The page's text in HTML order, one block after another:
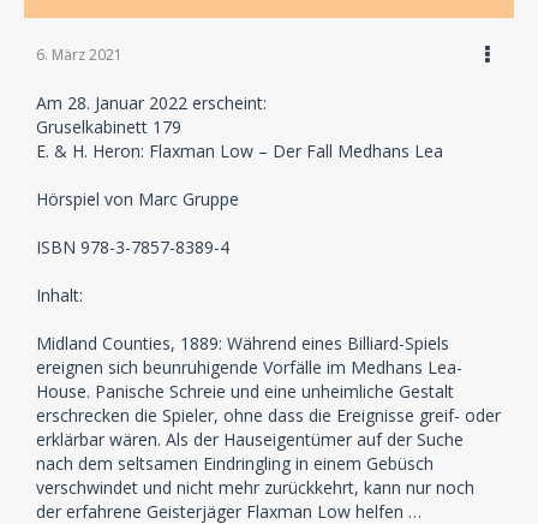
6. März 2021
Am 28. Januar 2022 erscheint:
Gruselkabinett 179
E. & H. Heron: Flaxman Low – Der Fall Medhans Lea
Hörspiel von Marc Gruppe
ISBN 978-3-7857-8389-4
Inhalt:
Midland Counties, 1889: Während eines Billiard-Spiels
ereignen sich beunruhigende Vorfälle im Medhans Lea-
House. Panische Schreie und eine unheimliche Gestalt
erschrecken die Spieler, ohne dass die Ereignisse greif- oder
erklärbar wären. Als der Hauseigentümer auf der Suche
nach dem seltsamen Eindringling in einem Gebüsch
verschwindet und nicht mehr zurückkehrt, kann nur noch
der erfahrene Geisterjäger Flaxman Low helfen …